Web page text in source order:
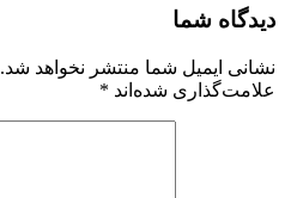
دیدگاه شما
نشانی ایمیل شما منتشر نخواهد شد.
علامت‌گذاری شده‌اند *